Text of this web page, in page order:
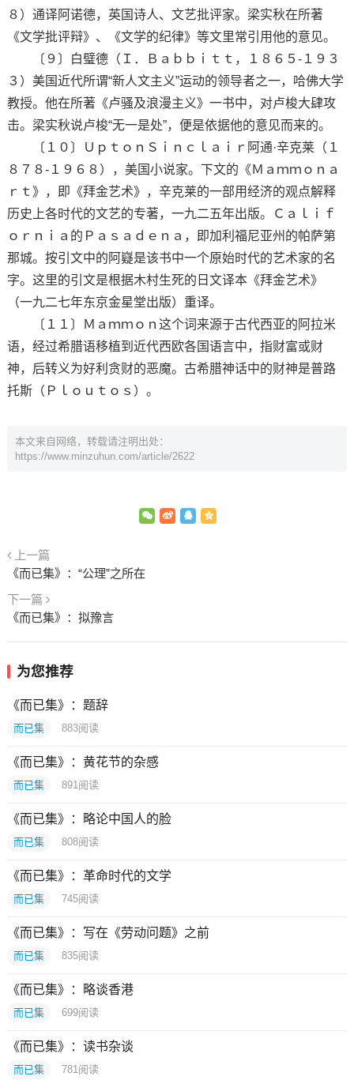
８）通译阿诺德，英国诗人、文艺批评家。梁实秋在所著
《文学批评辩》、《文学的纪律》等文里常引用他的意见。
〔９〕白璧德（Ｉ．Ｂａｂｂｉｔｔ，１８６５-１９３
３）美国近代所谓“新人文主义”运动的领导者之一，哈佛大学
教授。他在所著《卢骚及浪漫主义》一书中，对卢梭大肆攻
击。梁实秋说卢梭“无一是处”，便是依据他的意见而来的。
〔１０〕ＵｐｔｏｎＳｉｎｃｌａｉｒ阿通·辛克莱（１
８７８-１９６８），美国小说家。下文的《Ｍａｍｍｏｎａ
ｒｔ》，即《拜金艺术》，辛克莱的一部用经济的观点解释
历史上各时代的文艺的专著，一九二五年出版。Ｃａｌｉｆ
ｏｒｎｉａ的Ｐａｓａｄｅｎａ，即加利福尼亚州的帕萨第
那城。按引文中的阿嶷是该书中一个原始时代的艺术家的名
字。这里的引文是根据木村生死的日文译本《拜金艺术》
（一九二七年东京金星堂出版）重译。
〔１１〕Ｍａｍｍｏｎ这个词来源于古代西亚的阿拉米
语，经过希腊语移植到近代西欧各国语言中，指财富或财
神，后转义为好利贪财的恶魔。古希腊神话中的财神是普路
托斯（Ｐｌｏｕｔｏｓ）。
本文来自网络，转载请注明出处：
https://www.minzuhun.com/article/2622
上一篇
《而已集》：“公理”之所在
下一篇
《而已集》：拟豫言
为您推荐
《而已集》：题辞
而已集 883阅读
《而已集》：黄花节的杂感
而已集 891 阅读
《而已集》：略论中国人的脸
而已集 808阅读
《而已集》：革命时代的文学
而已集 745阅读
《而已集》：写在《劳动问题》之前
而已集 835阅读
《而已集》：略谈香港
而已集 699阅读
《而已集》：读书杂谈
而已集 781 阅读